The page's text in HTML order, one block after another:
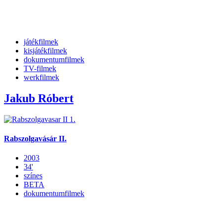
játékfilmek
kisjátékfilmek
dokumentumfilmek
TV-filmek
werkfilmek
Jakub Róbert
Rabszolgavásár II.
2003
34'
színes
BETA
dokumentumfilmek